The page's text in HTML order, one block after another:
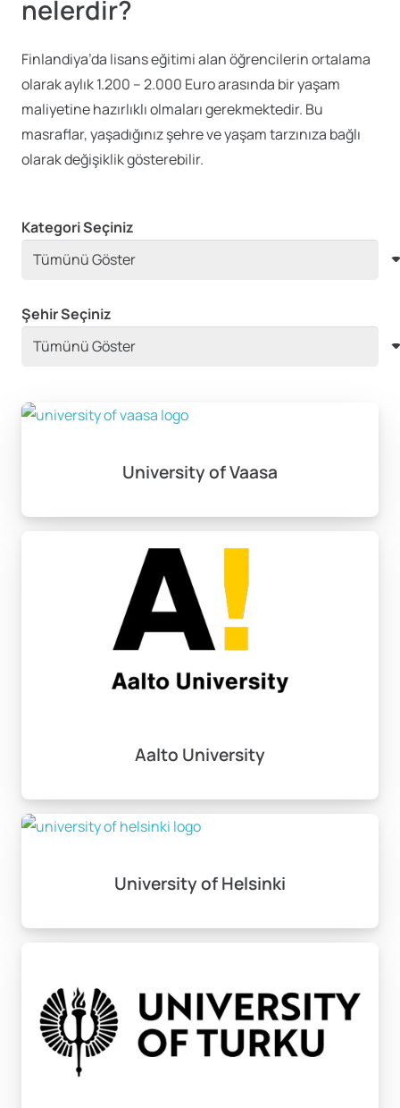
nelerdir?
Finlandiya’da lisans eğitimi alan öğrencilerin ortalama
olarak aylık 1.200 – 2.000 Euro arasında bir yaşam
maliyetine hazırlıklı olmaları gerekmektedir. Bu
masraflar, yaşadığınız şehre ve yaşam tarzınıza bağlı
olarak değişiklik gösterebilir.
Kategori Seçiniz
Şehir Seçiniz
University of Vaasa
Aalto University
University of Helsinki